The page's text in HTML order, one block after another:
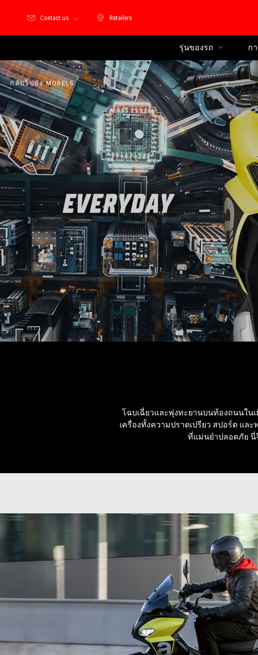
Retailers
Retailers
Contact us
รุ่นของรถ ก
กลับไปยัง MODELS
โฉบเฉี่ยวและพุ่งทะยานบนท้องถนนใน
เครื่องทั้งความปราดเปรียว สปอร์ต แ
ที่แม่นยำปลอดภัย นี่